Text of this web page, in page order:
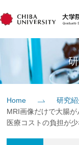
教育
Home
研究
MRI画像だけで大腸
医療コストの負担が